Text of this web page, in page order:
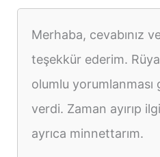
Merhaba, cevabınız
teşekkür ederim.
olumlu
verdi. Zaman ayırıp
ayrıca minnettarım.